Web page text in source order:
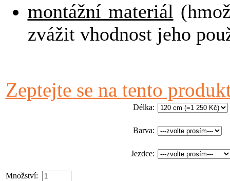
montážní materiál
zvážit vhodnost jeho
Zeptejte se na tento
Délka:
Barva:
Jezdce:
Množství: